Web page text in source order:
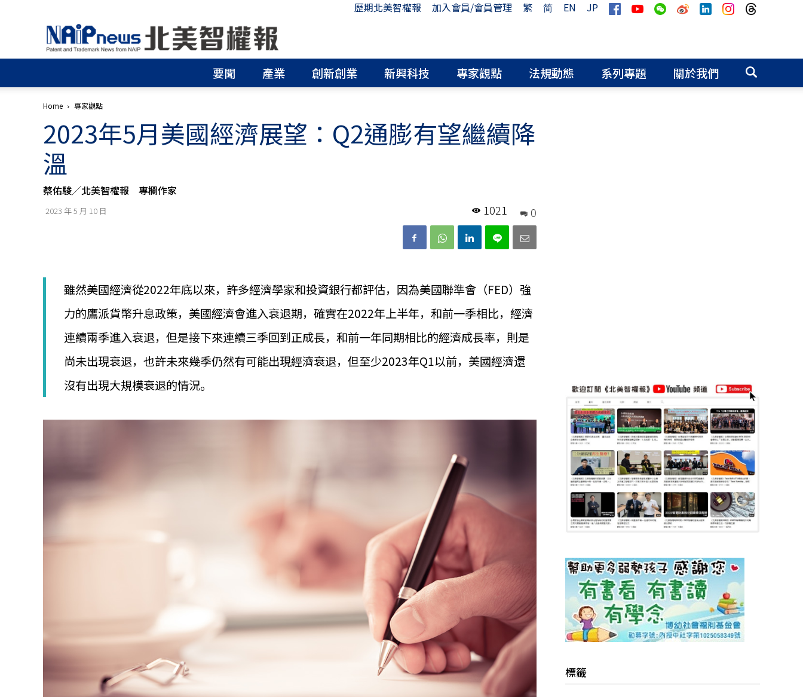
歷期北美智權報 加入會員/會員管理 繁 简 EN
JP
北
美
智
權
│
申
請
│
申
請
智
財
權
顧
問
專
佈
美
要聞 產業 創新創業 新興科技 專家觀點 法規動態 系列專題 關於我們
Home 專家觀點
2023年5月美國經濟展望：Q2通膨有望繼續降
溫
蔡佑駿╱北美智權報 專欄作家
2023 年 5 月 10 日 0
1021
雖然美國經濟從2022年底以來，許多經濟學家和投資銀行都評估，因為美國聯準會（FED）強
力的鷹派貨幣升息政策，美國經濟會進入衰退期，確實在2022年上半年，和前一季相比，經濟
連續兩季進入衰退，但是接下來連續三季回到正成長，和前一年同期相比的經濟成長率，則是
尚未出現衰退，也許未來幾季仍然有可能出現經濟衰退，但至少2023年Q1以前，美國經濟還
沒有出現大規模衰退的情況。
標籤